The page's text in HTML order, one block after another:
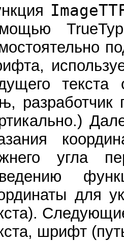
текста
разработчик
угла
для
шрифт